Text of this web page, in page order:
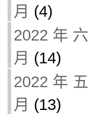
月 (4)
2022 年 六
月 (14)
2022 年 五
月 (13)